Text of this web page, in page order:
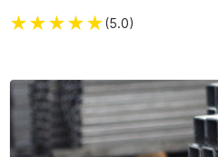
★★★★★(5.0)